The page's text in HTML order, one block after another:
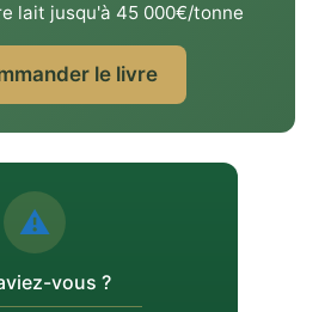
lait jusqu'à 45 000€/tonne
le livre
⚠️
vous ?